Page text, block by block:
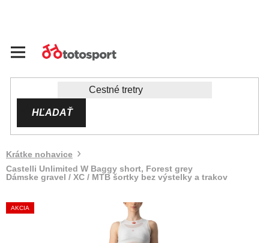
HĽADAŤ
Krátke nohavice
Castelli Unlimited W Baggy short, Forest grey
Dámske gravel / XC / MTB šortky bez výstelky a trakov
AKCIA